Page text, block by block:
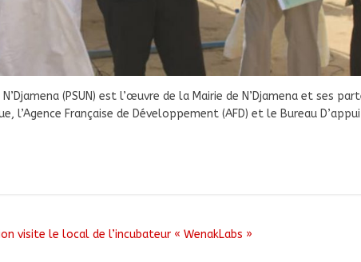
(PSUN) est l’œuvre de la Mairie de N’Djamena et ses
l’Agence Française de Développement (AFD) et le Bureau
visite le local de l’incubateur « WenakLabs »